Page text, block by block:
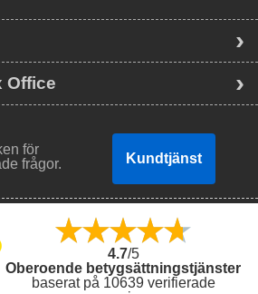
Office
för
frågor.
Kundtjänst
4.7/5
Oberoende betygsättningstjänster
baserat på 10639 verifierade